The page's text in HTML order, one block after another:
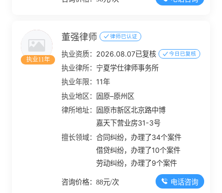
执业11年
董强律师 律师已认证
执业资质： 2026.08.07已复核 今日已复核
执业律所： 宁夏学仕律师事务所
执业年限： 11年
执业地区：
固原–原州区
律所地址：
固原市新区北京路中博
嘉天下营业房31-3号
擅长领域：合同纠纷，办理了34个案件
借贷纠纷，办理了10个案件
劳动纠纷，办理了9个案件
咨询价格：88元/次 电话咨询